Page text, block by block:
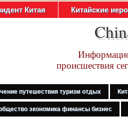
Китая Китайские
происшествия
путешествия туризм отдых
экономика финансы бизнес